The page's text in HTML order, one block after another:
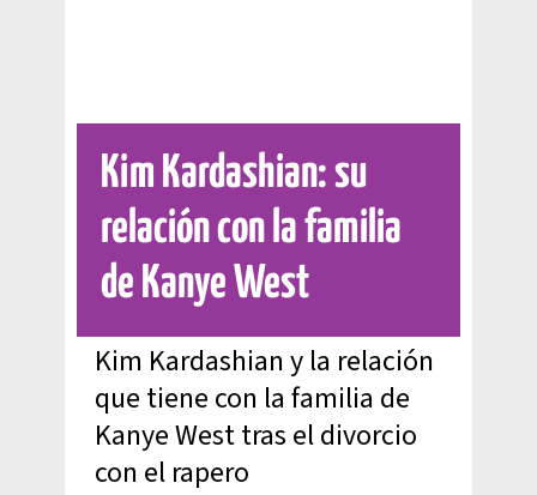
Kim Kardashian: su
relación con la familia
de Kanye West
Kim Kardashian y la relación
que tiene con la familia de
Kanye West tras el divorcio
con el rapero